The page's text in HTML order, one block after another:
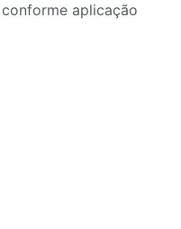
aplicação